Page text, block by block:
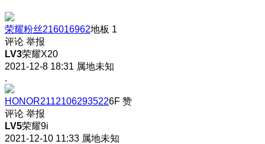
荣耀粉丝216016962地板 1
评论 举报
LV3荣耀X20
2021-12-8 18:31 属地未知
.
HONOR21121062935226F 赞
评论 举报
LV5荣耀9i
2021-12-10 11:33 属地未知